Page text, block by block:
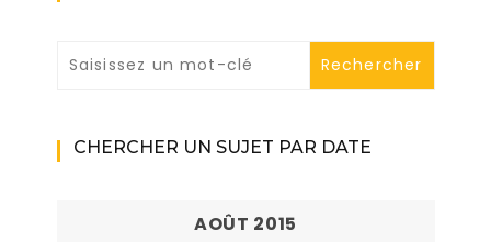
CHERCHER UN SUJET PAR DATE
AOÛT 2015